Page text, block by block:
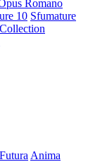
Romano
10 Sfumature
Anima